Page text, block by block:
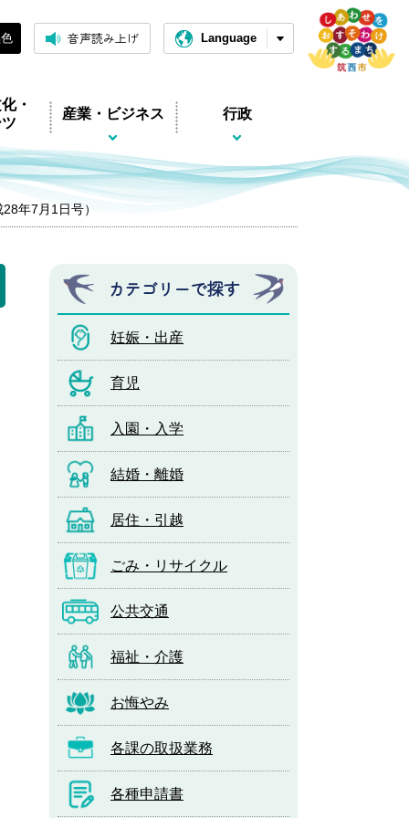
音声読み上げ Language
・
産業・ビジネス 行政
年7月1日号）
カテゴリーで探す
妊娠・出産
育児
入園・入学
結婚・離婚
居住・引越
ごみ・リサイクル
公共交通
福祉・介護
お悔やみ
各課の取扱業務
各種申請書